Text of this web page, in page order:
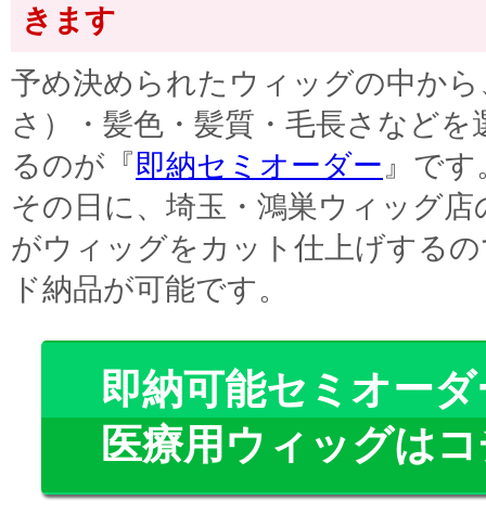
きます
予め決められたウィッグの中か
さ）・髪色・髪質・毛長さなどを
るのが『即納セミオーダー 』で
その日に、埼玉・鴻巣ウィッグ
がウィッグをカット仕上げする
ド納品が可能です。
即納可能セミオーダ
医療用ウィッグは